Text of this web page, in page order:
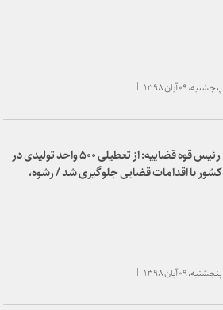
پنجشنبه، ۰۹ آبان ۱۳۹۸
رئیس قوه قضاییه: از تعطیلی ۵۰۰ واحد تولیدی در
کشور با اقدامات قضایی جلوگیری شد / رشوه،
پنجشنبه، ۰۹ آبان ۱۳۹۸